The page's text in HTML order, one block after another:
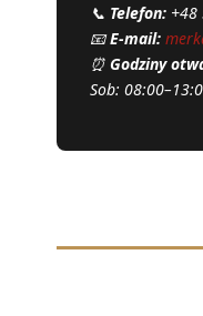
📞 Telefon: +48
📧E-mail:
⏰Godziny
Sob: